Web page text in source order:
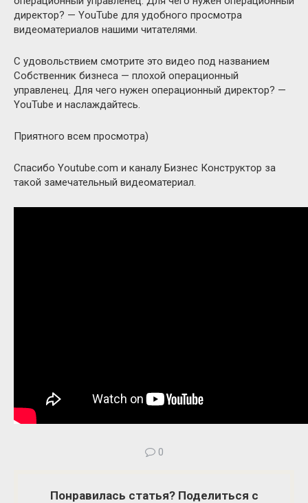
директор? — YouTube для удобного просмотра
видеоматериалов нашими читателями.
С удовольствием смотрите это видео под названием
Собственник бизнеса — плохой операционный
управленец. Для чего нужен операционный директор? —
YouTube и наслаждайтесь.
Приятного всем просмотра)
Спасибо Youtube.com и каналу Бизнес Конструктор за
такой замечательный видеоматериал.
0
Понравилась статья? Поделиться с